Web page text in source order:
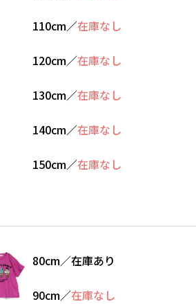
110cm／在庫なし
120cm／在庫なし
130cm／在庫なし
140cm／在庫なし
150cm／在庫なし
80cm／在庫あり
90cm／在庫なし